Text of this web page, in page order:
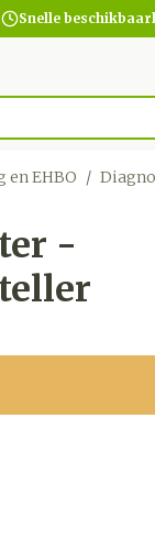
Snelle
en EHBO /
-